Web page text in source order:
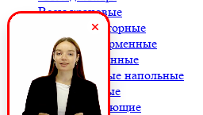
Весы крановые
Весы лабораторные
Весы платформенные
Весы порционные
Весы товарные напольные
Весы торговые
Комплектующие